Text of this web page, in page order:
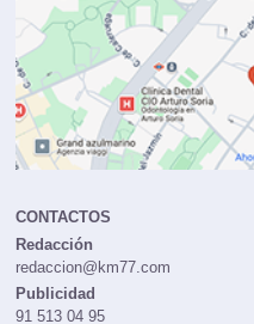
CONTACTOS
Redacción
redaccion@km77.com
Publicidad